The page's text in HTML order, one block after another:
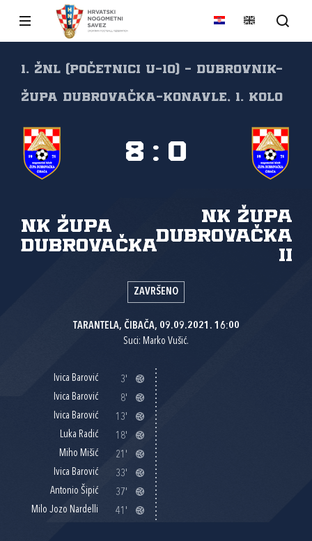
1. ŽNL (početnici U-10) - Dubrovnik-
Župa dubrovačka-Konavle, 1. kolo
NK Župa
dubrovačka
NK Župa
dubrovačka
II
8 : 0
ZAVRŠENO
TARANTELA, ČIBAČA, 09.09.2021. 16:00
Suci: Marko Vušić.
Ivica Barović
3'
Ivica Barović
8'
Ivica Barović
13'
Luka Radić
18'
Miho Mišić
21'
Ivica Barović
33'
Antonio Šipić
37'
Milo Jozo Nardelli
41'